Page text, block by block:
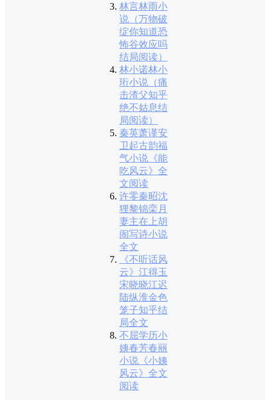
林言林雨小
说（万物破
绽你知道恐
怖谷效应吗
结局阅读）
林小诺林小
珩小说（痛
击渣父知乎
绝不姑息结
局阅读）
秦英萧谨安
卫起古韵福
气小说《能
吃风云》全
文阅读
许零秦昭沈
狸黎锦栾月
妻主在上胡
闹写诗小说
全文
《不听话风
云》江得玉
宋晓晓江迟
陆纵淮金色
笼子知乎结
局全文
不屈学历小
姨春芳春丽
小说《小姨
风云》全文
阅读